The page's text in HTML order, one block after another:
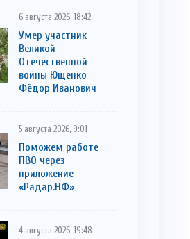
6 августа 2026, 18:42
Умер участник
Великой
Отечественной
войны Ющенко
Фёдор Иванович
5 августа 2026, 9:01
Поможем работе
ПВО через
приложение
«Радар.НФ»
4 августа 2026, 19:48